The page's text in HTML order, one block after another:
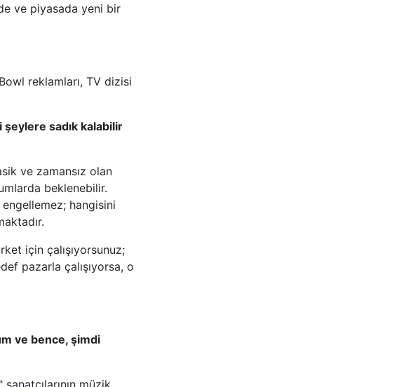
ve piyasada yeni bir
reklamları, TV dizisi
şeylere sadık kalabilir
ve zamansız olan
beklenebilir.
engellemez; hangisini
için çalışıyorsunuz;
pazarla çalışıyorsa, o
ve bence, şimdi
müzik